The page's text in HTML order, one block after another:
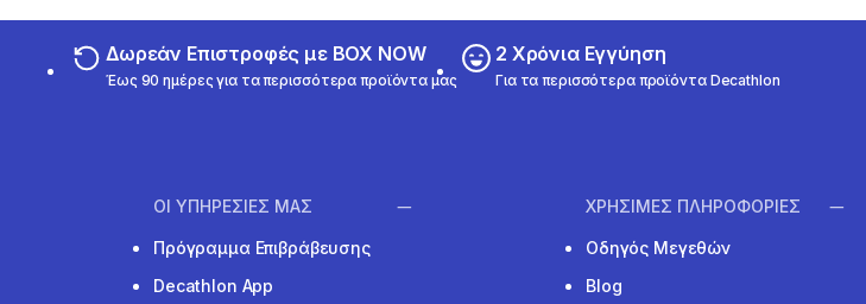
Δωρεάν Επιστροφές με BOX NOW
Έως 90 ημέρες για τα περισσότερα προϊόντα μας
2 Χρόνια Εγγύηση
Για τα περισσότερα προϊόντα Decathlon
ΟΙ ΥΠΗΡΕΣΙΕΣ ΜΑΣ
Πρόγραμμα Επιβράβευσης
Decathlon App
ΧΡΗΣΙΜΕΣ ΠΛΗΡΟΦΟΡΙΕΣ
Οδηγός Μεγεθών
Blog